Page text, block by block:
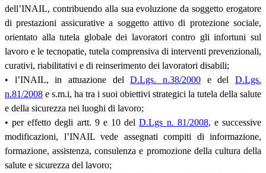
dell’INAIL, contribuendo alla sua evoluzione da soggetto erogatore
di prestazioni assicurative a soggetto attivo di protezione sociale,
orientato alla tutela globale dei lavoratori contro gli infortuni sul
lavoro e le tecnopatie, tutela comprensiva di interventi prevenzionali,
curativi, riabilitativi e di reinserimento dei lavoratori disabili;
• l’INAIL, in attuazione delD.Lgs. n.38/2000 e delD.Lgs.
n.81/2008 e s.m.i, ha tra i suoi obiettivi strategici la tutela della salute
e della sicurezza nei luoghi di lavoro;
• per effetto degli artt. 9 e 10 delD.Lgs n. 81/2008, e successive
modificazioni, l’INAIL vede assegnati compiti di informazione,
formazione, assistenza, consulenza e promozione della cultura della
salute e sicurezza del lavoro;